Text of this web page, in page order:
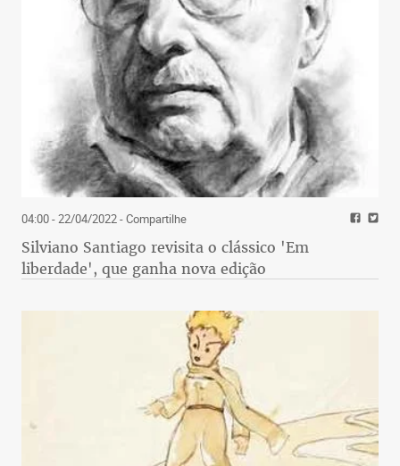
04:00 - 22/04/2022- Compartilhe
Silviano Santiago revisita o clássico 'Em
liberdade', que ganha nova edição